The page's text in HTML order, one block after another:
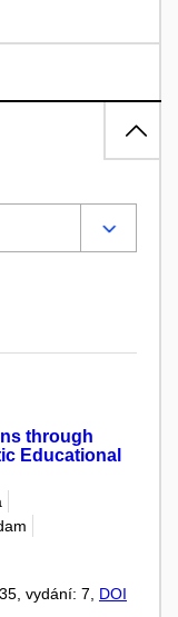
through
Educational
vydání: 7, DOI